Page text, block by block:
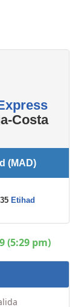
Costa
(MAD)
Etihad
(5:29 pm)